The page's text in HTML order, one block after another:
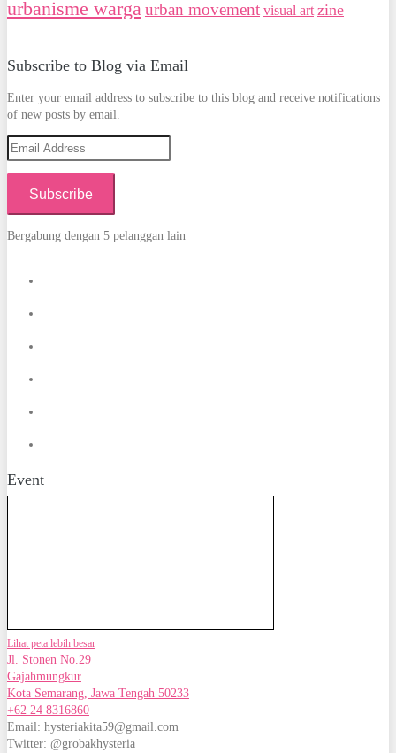
urbanisme wargaurban movement visual art zine
Subscribe to Blog via Email
Enter your email address to subscribe to this blog and receive notifications
of new posts by email.
Email
Address
Subscribe
Bergabung dengan 5 pelanggan lain
Event
Lihat peta lebih besar
Jl. Stonen No.29
Gajahmungkur
Kota Semarang, Jawa Tengah 50233
+62 24 8316860
Email: hysteriakita59@gmail.com
Twitter: @grobakhysteria